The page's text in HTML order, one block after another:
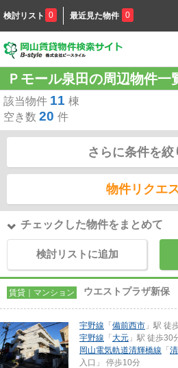
検討リスト 0 最近見た物件 0
Ｐモール泉田の周辺物件一
該当物件 11 棟
空き数 20 件
さらに条件を絞
物件リクエ
チェックした物件をまとめて
検討リストに追加
賃貸｜マンション ウエストプラザ新保
宇野線 「 備前西市 」駅 徒
宇野線 「 大元 」駅 徒歩30
岡山電気軌道清輝橋線 「
入口」 停歩10分